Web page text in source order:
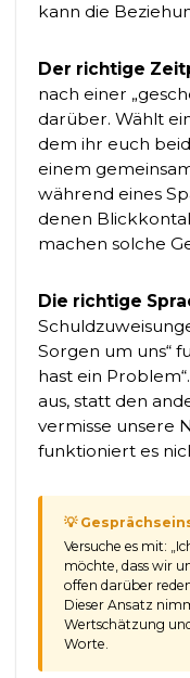
kann die
Der richtige
nach einer
darüber. Wählt
dem ihr euch
einem
während eines
denen
machen solche
Die richtige
Sorgen um uns“
hast ein
aus, statt den
vermisse unsere
funktioniert es
💡
Versuche es mit:
möchte, dass wir
offen darüber
Dieser Ansatz
Wertschätzung
Worte.